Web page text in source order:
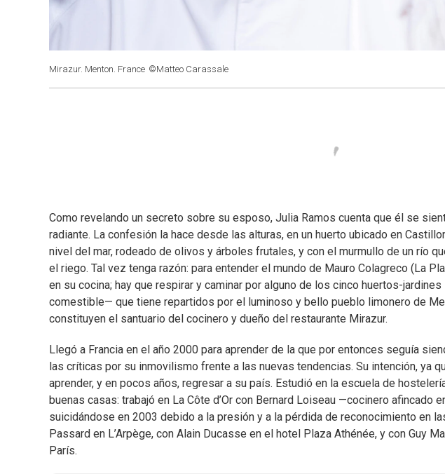
Mirazur. Menton. France ©Matteo Carassale
Como revelando un secreto sobre su esposo, Julia Ramos cuenta que él se
radiante. La confesión la hace desde las alturas, en un huerto ubicado en
nivel del mar, rodeado de olivos y árboles frutales, y con el murmullo de un río
el riego. Tal vez tenga razón: para entender el mundo de Mauro Colagreco (La
en su cocina; hay que respirar y caminar por alguno de los cinco huertos-
comestible— que tiene repartidos por el luminoso y bello pueblo limonero de
constituyen el santuario del cocinero y dueño del restaurante Mirazur.
Llegó a Francia en el año 2000 para aprender de la que por entonces seguía
las críticas por su inmovilismo frente a las nuevas tendencias. Su intención, ya
aprender, y en pocos años, regresar a su país. Estudió en la escuela de
buenas casas: trabajó en La Côte d’Or con Bernard Loiseau —cocinero afincado
suicidándose en 2003 debido a la presión y a la pérdida de reconocimiento en
Passard en L’Arpège, con Alain Ducasse en el hotel Plaza Athénée, y con Guy
París.